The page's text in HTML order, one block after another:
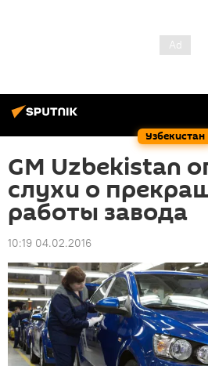
Узбекистан
GM Uzbekistan
слухи о
работы завода
10:19 04.02.2016